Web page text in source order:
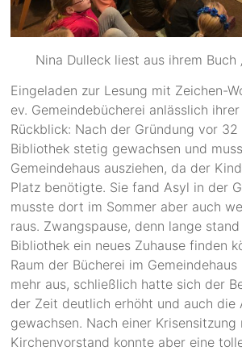
Nina Dulleck liest aus ihrem Buch
Eingeladen zur Lesung mit Zeichen-
ev. Gemeindebücherei anlässlich
Rückblick: Nach der Gründung vor
Bibliothek stetig gewachsen und
Gemeindehaus ausziehen, da der
Platz benötigte. Sie fand Asyl in der
musste dort im Sommer aber auch
raus. Zwangspause, denn lange
Bibliothek ein neues Zuhause finden
Raum der Bücherei im
mehr aus, schließlich hatte sich der
der Zeit deutlich erhöht und auch die
gewachsen. Nach einer Krisensitzung
Kirchenvorstand konnte aber eine